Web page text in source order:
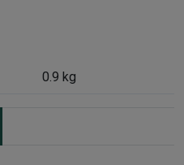
0.9 kg